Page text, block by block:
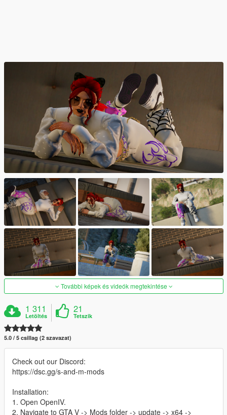
További képek és videók megtekintése
1 311
Letöltés
21
Tetszik
5.0 / 5 csillag (2 szavazat)
Check out our Discord:
https://dsc.gg/s-and-m-mods
Installation:
1. Open OpenIV.
2. Navigate to GTA V -> Mods folder -> update -> x64 ->